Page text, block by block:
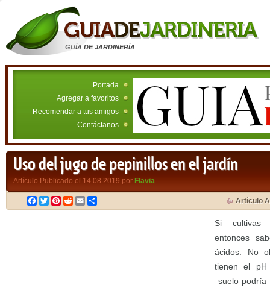
GUÍA DE JARDINERÍA
Portada
Agregar a favoritos
Recomendar a tus amigos
Contáctanos
Uso del jugo de pepinillos en el jardín
Artículo Publicado el 14.08.2019 por Flavia
Facebook
TwitterPinterest
RedditEmail Artículo
Si cultivas
entonces
ácidos. No
tienen el
suelo podría